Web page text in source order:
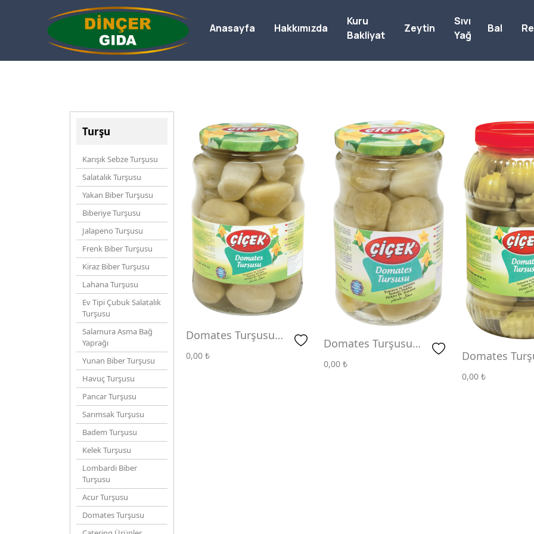
Turşu
Karışık Sebze Turşusu
Salatalık Turşusu
Yakan Biber Turşusu
Biberiye Turşusu
Jalapeno Turşusu
Frenk Biber Turşusu
Kiraz Biber Turşusu
Lahana Turşusu
Ev Tipi Çubuk Salatalık
Turşusu
Salamura Asma Bağ
Yaprağı
Yunan Biber Turşusu
Havuç Turşusu
Pancar Turşusu
Sarımsak Turşusu
Badem Turşusu
Kelek Turşusu
Lombardi Biber
Turşusu
Acur Turşusu
Domates Turşusu
Domates Turşusu
1700 CC
0,00 ₺
Domates Turşusu
720 CC
0,00 ₺
Domates
Pet 3 KG
0,00₺
Anasayfa Hakkımızda
Kuru
Bakliyat
Zeytin
Sıvı
Yağ
Bal